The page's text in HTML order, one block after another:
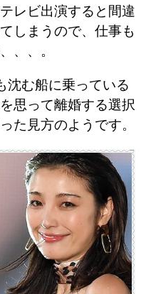
レビ出演すると間違
しまうので、仕事も
、、。
沈む船に乗っている
思って離婚する選択
た見方のようです。